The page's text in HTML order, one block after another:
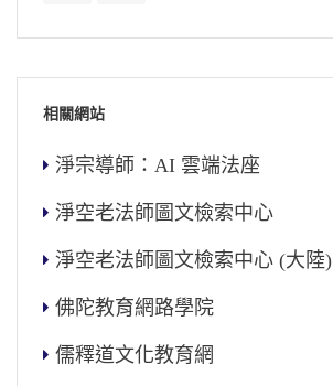
相關網站
淨宗導師：AI 雲端法座
淨空老法師圖文檢索中心
淨空老法師圖文檢索中心 (大陸)
佛陀教育網路學院
儒釋道文化教育網